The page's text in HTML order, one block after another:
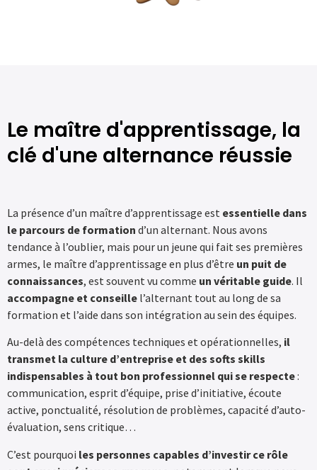
Le maître d'apprentissage, la
clé d'une alternance réussie
La présence d’un maître d’apprentissage est essentielle dans
le parcours de formation d’un alternant. Nous avons
tendance à l’oublier, mais pour un jeune qui fait ses premières
armes, le maître d’apprentissage en plus d’être un puit de
connaissances, est souvent vu comme un véritable guide. Il
accompagne et conseille l’alternant tout au long de sa
formation et l’aide dans son intégration au sein des équipes.
Au-delà des compétences techniques et opérationnelles, il
transmet la culture d’entreprise et des softs skills
indispensables à tout bon professionnel qui se respecte:
communication, esprit d’équipe, prise d’initiative, écoute
active, ponctualité, résolution de problèmes, capacité d’auto-
évaluation, sens critique…
C’est pourquoi les personnes capables d’investir ce rôle